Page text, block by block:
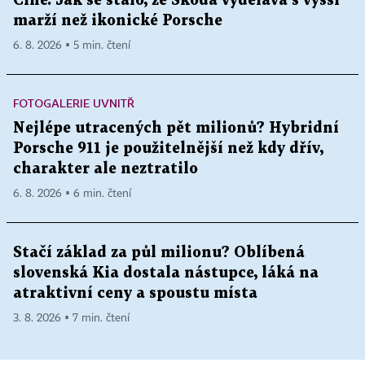
marží než ikonické Porsche
6. 8. 2026 ▪ 5 min. čtení
FOTOGALERIE UVNITŘ
Nejlépe utracených pět milionů? Hybridní
Porsche 911 je použitelnější než kdy dřív,
charakter ale neztratilo
6. 8. 2026 ▪ 6 min. čtení
Stačí základ za půl milionu? Oblíbená
slovenská Kia dostala nástupce, láká na
atraktivní ceny a spoustu místa
3. 8. 2026 ▪ 7 min. čtení